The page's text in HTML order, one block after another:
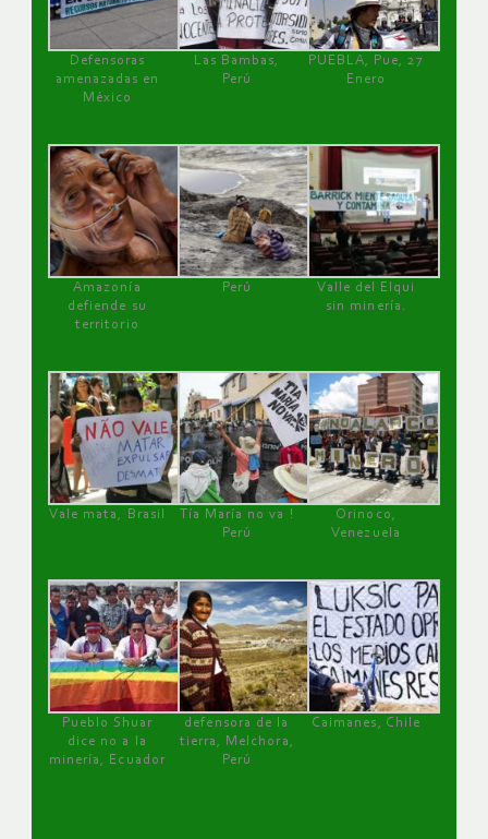
Defensoras
amenazadas en
México
Las Bambas,
Perú
PUEBLA, Pue, 27
Enero
Amazonía
defiende su
territorio
Perú
Valle del Elqui
sin minería.
Vale mata, Brasil
Tía María no va !
Perú
Orinoco,
Venezuela
Pueblo Shuar
dice no a la
minería, Ecuador
defensora de la
tierra, Melchora,
Perú
Caimanes, Chile